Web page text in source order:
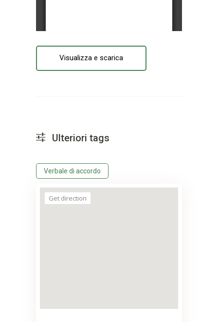
Visualizza e scarica
Ulteriori tags
Verbale di accordo
Get direction